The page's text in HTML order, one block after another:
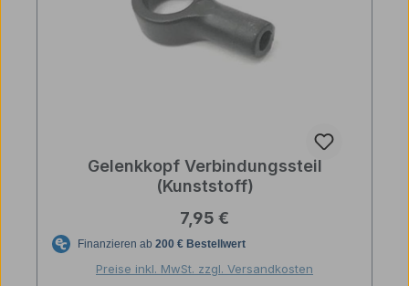
Gelenkkopf Verbindungssteil
(Kunststoff)
Regulärer Preis:
7,95 €
Preise inkl. MwSt. zzgl. Versandkosten